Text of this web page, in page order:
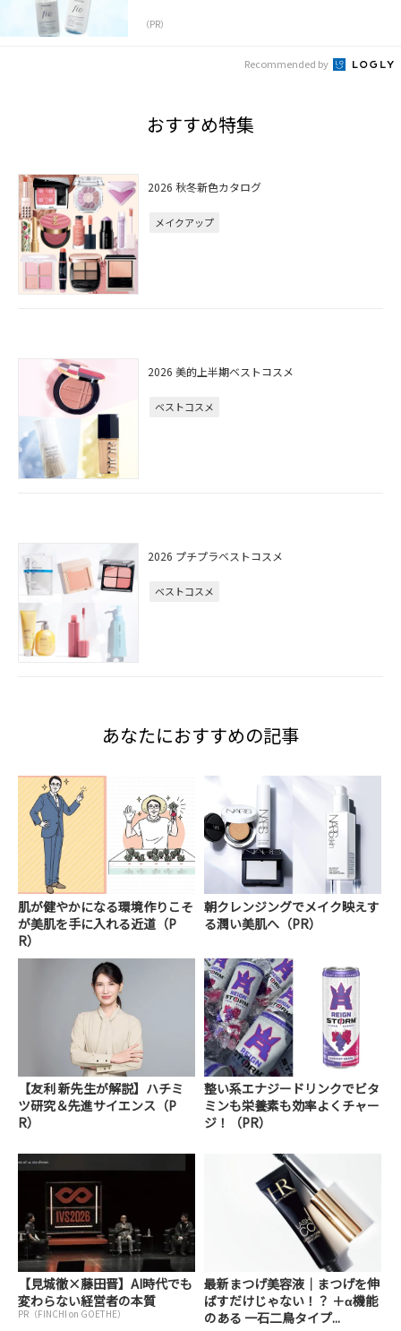
（PR）
Recommended by
おすすめ特集
2026 秋冬新色カタログ
メイクアップ
2026 美的上半期ベストコスメ
ベストコスメ
2026 プチプラベストコスメ
ベストコスメ
あなたにおすすめの記事
肌が健やかになる環境作りこそ
が美肌を手に入れる近道（P
R）
朝クレンジングでメイク映えす
る潤い美肌へ（PR）
【友利 新先生が解説】ハチミ
ツ研究＆先進サイエンス（P
R）
整い系エナジードリンクでビタ
ミンも栄養素も効率よくチャー
ジ！（PR）
【見城徹×藤田晋】AI時代でも
変わらない経営者の本質
PR（FINCHI on GOETHE）
最新まつげ美容液｜まつげを伸
ばすだけじゃない！？ ＋α機能
のある 一石二鳥タイプ...